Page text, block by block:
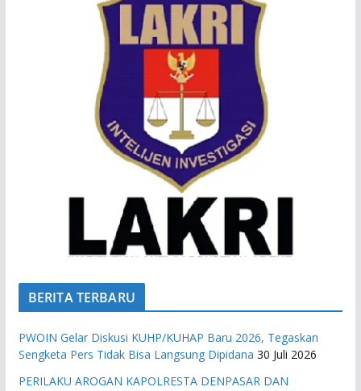
BERITA TERBARU
PWOIN Gelar Diskusi KUHP/KUHAP Baru 2026, Tegaskan
Sengketa Pers Tidak Bisa Langsung Dipidana 30 Juli 2026
PERILAKU AROGAN KAPOLRESTA DENPASAR DAN